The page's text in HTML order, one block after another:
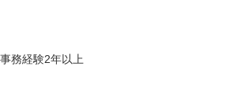
務経験2年以上